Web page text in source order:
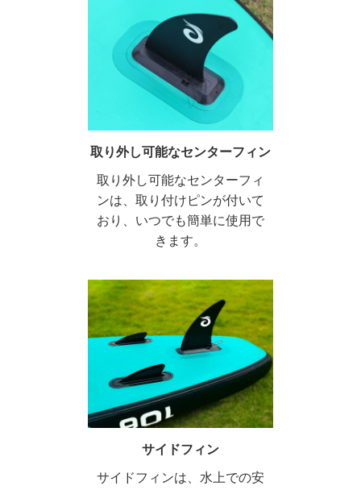
取り外し可能なセンターフィン
取り外し可能なセンターフィ
ンは、取り付けピンが付いて
おり、いつでも簡単に使用で
きます。
サイドフィン
サイドフィンは、水上での安